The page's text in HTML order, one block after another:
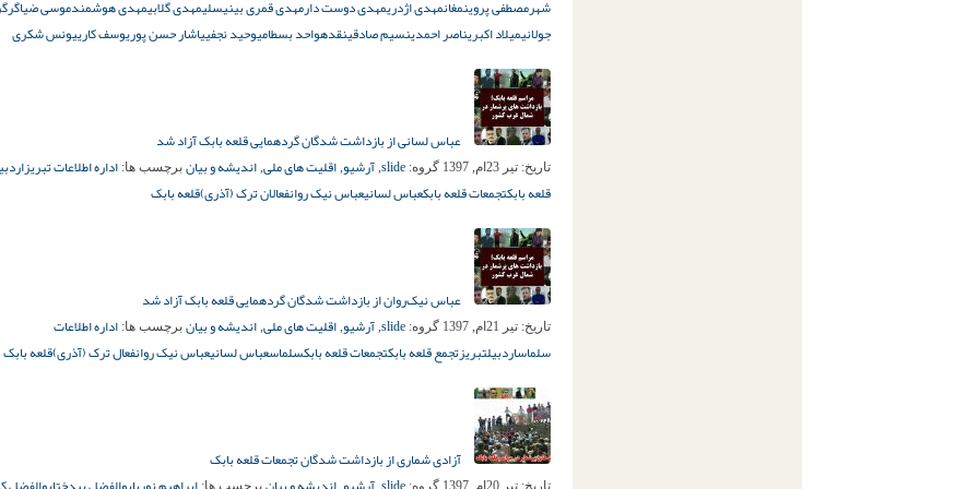
شهرمصطفی پروینمغانمهدی اژدریمهدی دوست دارمهدی قمری بینیسلیمهدی گلابیمهدی هوشمندموسی
جولانیمیلاد اکبریناصر احمدینسیم صادقینقدهواحد بسطامیوحید نجفییاشار حسن پوریوسف کارییونس شکری
عباس لسانی از بازداشت شدگان گردهمایی قلعه بابک آزاد شد
تاریخ: تیر 23ام, 1397 گروه: slide
, آرشیو, اقلیت های ملی, اندیشه و بیان برچسب ها: اداره اطلاعات تبریز
قلعه بابکتجمعات قلعه بابکعباس لسانیعباس نیک روانفعالان ترک (آذری)قلعه بابک
عباس نیک‌روان از بازداشت شدگان گردهمایی قلعه بابک آزاد شد
تاریخ: تیر 21ام, 1397 گروه: slide
, آرشیو, اقلیت های ملی, اندیشه و بیان برچسب ها: اداره اطلاعات
سلماساردبیلتبریزتجمع قلعه بابکتجمعات قلعه بابکسلماسعباس لسانیعباس نیک روانفعال ترک (آذری)قلعه بابک
آزادی شماری از بازداشت شدگان تجمعات قلعه بابک
تاریخ: تیر 20ام, 1397 گروه: برچسب ها: